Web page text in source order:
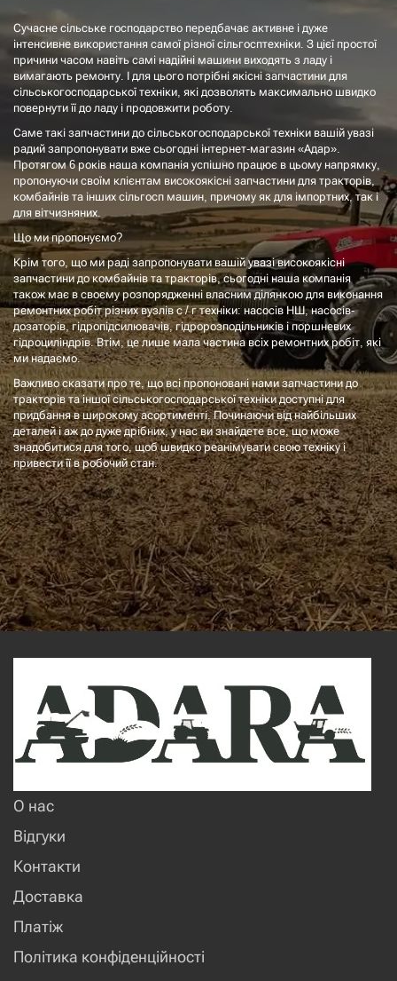
Сучасне сільське господарство передбачає активне і дуже
інтенсивне використання самої різної сільгосптехніки. З цієї простої
причини часом навіть самі надійні машини виходять з ладу і
вимагають ремонту. І для цього потрібні якісні запчастини для
сільськогосподарської техніки, які дозволять максимально швидко
повернути її до ладу і продовжити роботу.
Саме такі запчастини до сільськогосподарської техніки вашій увазі
радий запропонувати вже сьогодні інтернет-магазин «Адар».
Протягом 6 років наша компанія успішно працює в цьому напрямку,
пропонуючи своїм клієнтам високоякісні запчастини для тракторів,
комбайнів та інших сільгосп машин, причому як для імпортних, так і
для вітчизняних.
Що ми пропонуємо?
Крім того, що ми раді запропонувати вашій увазі високоякісні
запчастини до комбайнів та тракторів, сьогодні наша компанія
також має в своєму розпорядженні власним ділянкою для виконання
ремонтних робіт різних вузлів с / г техніки: насосів НШ, насосів-
дозаторів, гідропідсилювачів, гідророзподільників і поршневих
гідроциліндрів. Втім, це лише мала частина всіх ремонтних робіт, які
ми надаємо.
Важливо сказати про те, що всі пропоновані нами запчастини до
тракторів та іншої сільськогосподарської техніки доступні для
придбання в широкому асортименті. Починаючи від найбільших
деталей і аж до дуже дрібних, у нас ви знайдете все, що може
знадобитися для того, щоб швидко реанімувати свою техніку і
привести її в робочий стан.
О нас
Відгуки
Контакти
Доставка
Платіж
Політика конфіденційності